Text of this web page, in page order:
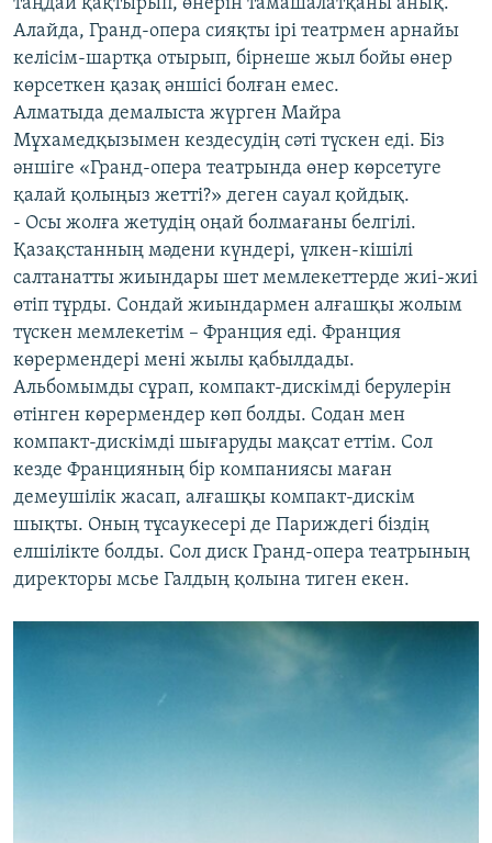
таңдай қақтырып, өнерін тамашалатқаны анық.
Алайда, Гранд-опера сияқты ірі театрмен арнайы
келісім-шартқа отырып, бірнеше жыл бойы өнер
көрсеткен қазақ әншісі болған емес.
Алматыда демалыста жүрген Майра
Мұхамедқызымен кездесудің сәті түскен еді. Біз
әншіге «Гранд-опера театрында өнер көрсетуге
қалай қолыңыз жетті?» деген сауал қойдық.
- Осы жолға жетудің оңай болмағаны белгілі.
Қазақстанның мәдени күндері, үлкен-кішілі
салтанатты жиындары шет мемлекеттерде жиі-жиі
өтіп тұрды. Сондай жиындармен алғашқы жолым
түскен мемлекетім – Франция еді. Франция
көрермендері мені жылы қабылдады.
Альбомымды сұрап, компакт-дискімді берулерін
өтінген көрермендер көп болды. Содан мен
компакт-дискімді шығаруды мақсат еттім. Сол
кезде Францияның бір компаниясы маған
демеушілік жасап, алғашқы компакт-дискім
шықты. Оның тұсаукесері де Париждегі біздің
елшілікте болды. Сол диск Гранд-опера театрының
директоры мсье Галдың қолына тиген екен.